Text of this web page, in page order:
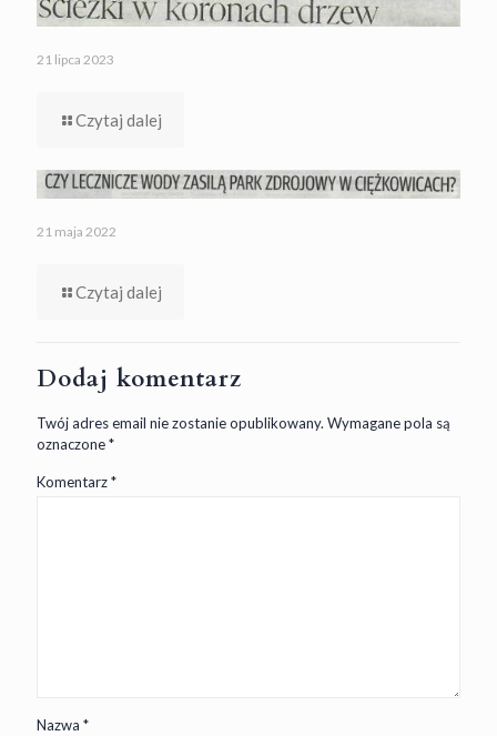
21 lipca 2023
Czytaj dalej
21 maja 2022
Czytaj dalej
Dodaj komentarz
Twój adres email nie zostanie opublikowany. Wymagane pola są
oznaczone*
Komentarz*
Nazwa *